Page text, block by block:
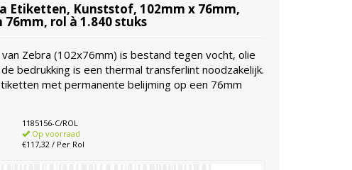
Etiketten, Kunststof, 102mm x 76mm,
76mm, rol à 1.840 stuks
Zebra (102x76mm) is bestand tegen vocht, olie
bedrukking is een thermal transferlint noodzakelijk.
met permanente belijming op een 76mm
1185156-C/ROL
Op voorraad
€117,32 / Per Rol